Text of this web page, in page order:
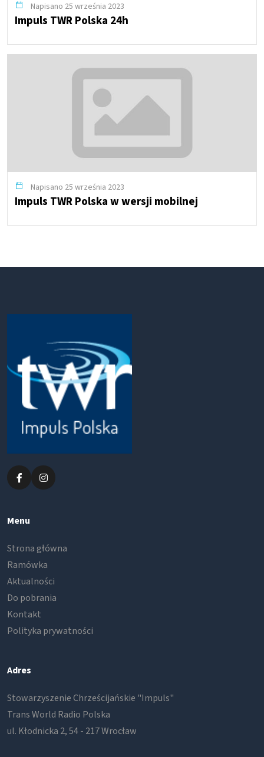
Napisano 25 września 2023
Impuls TWR Polska 24h
Napisano 25 września 2023
Impuls TWR Polska w wersji mobilnej
Menu
Strona główna
Ramówka
Aktualności
Do pobrania
Kontakt
Polityka prywatności
Adres
Stowarzyszenie Chrześcijańskie "Impuls"
Trans World Radio Polska
ul. Kłodnicka 2, 54 - 217 Wrocław